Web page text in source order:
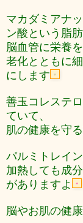
マカダミアナ
ン酸という脂肪
脳血管に栄養を
老化とともに
にします
善玉コレステ
ていて、
肌の健康を守
パルミトレイ
加熱しても成
がありますよ
脳やお肌の健